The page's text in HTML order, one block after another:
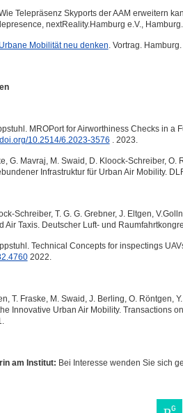
Telepräsenz Skyports der AAM erweitern
nextReality.Hamburg e.V.,
Urbane Mobilität neu denken. Vortrag.
MROPort for Airworthiness Checks in a
10.2514/6.2023-3576 . 2023.
G. Mavraj, M. Swaid, D. Kloock-Schreiber,
Infrastruktur für Urban Air Mobility.
Schreiber, T. G. G. Grebner, J. Eltgen,
Air Taxis. Deutscher Luft- und
Technical Concepts for inspectings
2022.
T. Fraske, M. Swaid, J. Berling, O. Röntgen,
Innovative Urban Air Mobility. Transactions
am Institut: Bei Interesse wenden Sie sich